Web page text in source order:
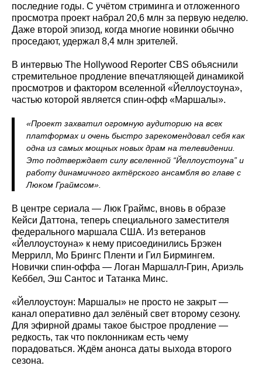
последние годы. С учётом стриминга и отложенного
просмотра проект набрал 20,6 млн за первую неделю.
Даже второй эпизод, когда многие новинки обычно
проседают, удержал 8,4 млн зрителей.
В интервью The Hollywood Reporter CBS объяснили
стремительное продление впечатляющей динамикой
просмотров и фактором вселенной «Йеллоустоуна»,
частью которой является спин-офф «Маршалы».
«Проект захватил огромную аудиторию на всех
платформах и очень быстро зарекомендовал себя как
одна из самых мощных новых драм на телевидении.
Это подтверждает силу вселенной “Йеллоустоуна” и
работу динамичного актёрского ансамбля во главе с
Люком Граймсом».
В центре сериала — Люк Граймс, вновь в образе
Кейси Даттона, теперь специального заместителя
федерального маршала США. Из ветеранов
«Йеллоустоуна» к нему присоединились Брэкен
Меррилл, Мо Брингс Пленти и Гил Бирмингем.
Новички спин-оффа — Логан Маршалл-Грин, Ариэль
Кеббел, Эш Сантос и Татанка Минс.
«Йеллоустоун: Маршалы» не просто не закрыт —
канал оперативно дал зелёный свет второму сезону.
Для эфирной драмы такое быстрое продление —
редкость, так что поклонникам есть чему
порадоваться. Ждём анонса даты выхода второго
сезона.